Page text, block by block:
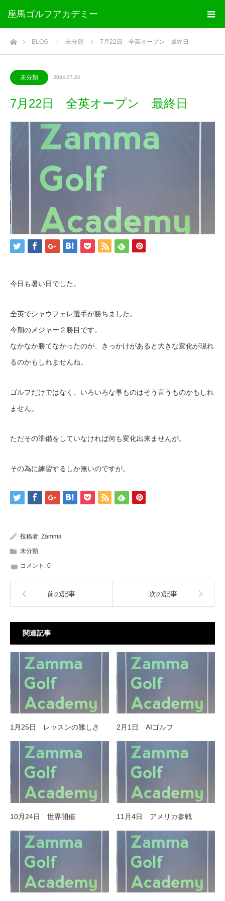
座馬ゴルフアカデミー
ホームBLOG 未分類 7月22日 全英オープン 最終日
未分類 2024.07.24
7月22日 全英オープン 最終日
今日も暑い日でした。
全英でシャウフェレ選手が勝ちました。
今期のメジャー２勝目です。
なかなか勝てなかったのが、きっかけがあると大きな変化が現れ
るのかもしれませんね。
ゴルフだけではなく、いろいろな事ものはそう言うものかもしれ
ません。
ただその準備をしていなければ何も変化出来ませんが。
その為に練習するしか無いのですが。
投稿者: Zamma
未分類
コメント: 0
前の記事 次の記事
関連記事
1月25日 レッスンの難しさ 2月1日 AIゴルフ
10月24日 世界開催 11月4日 アメリカ参戦